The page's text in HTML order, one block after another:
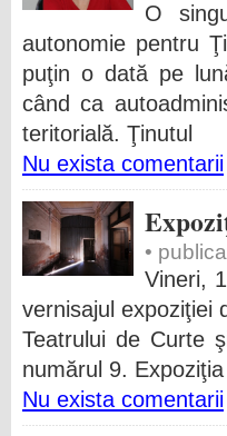
O
autonomie pentru
puţin o dată pe
când ca
teritorială. Ţinutul
Nu exista comentarii
•
Vineri,
vernisajul
Teatrului de Curte
numărul 9.
Nu exista comentarii